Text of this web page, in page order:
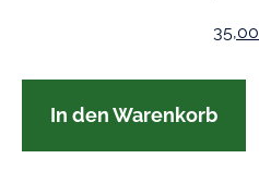
35,00
In den Warenkorb